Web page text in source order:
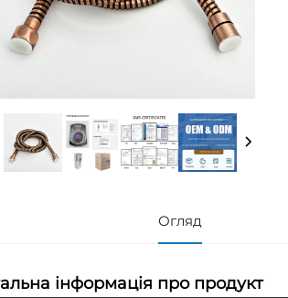
Огляд
інформація про продукт